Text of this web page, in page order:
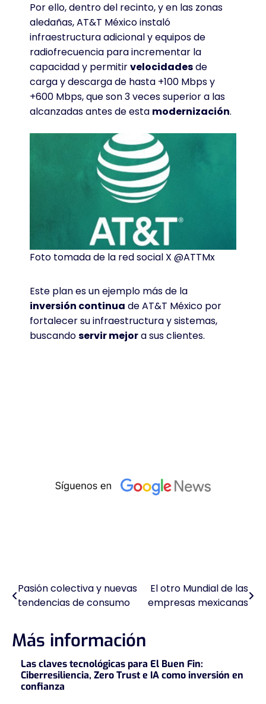
Por ello, dentro del recinto, y en las zonas
aledañas, AT&T México instaló
infraestructura adicional y equipos de
radiofrecuencia para incrementar la
capacidad y permitirvelocidadesde
carga y descarga de hasta +100 Mbps y
+600 Mbps, que son 3 veces superior a las
alcanzadas antes de esta modernización.
Foto tomada de la red social X @ATTMx
Este plan es un ejemplo más de la
inversión continua de AT&T México por
fortalecer su infraestructura y sistemas,
buscandoservir mejora sus clientes.
Navegación
entradas
Pasión colectiva y nuevas
tendencias de consumo
El otro Mundial de las
empresas mexicanas
Más información
Las claves tecnológicas para El Buen Fin:
Ciberresiliencia, Zero Trust e IA como inversión en
confianza